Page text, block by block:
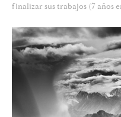
finalizar sus trabajos (7 años